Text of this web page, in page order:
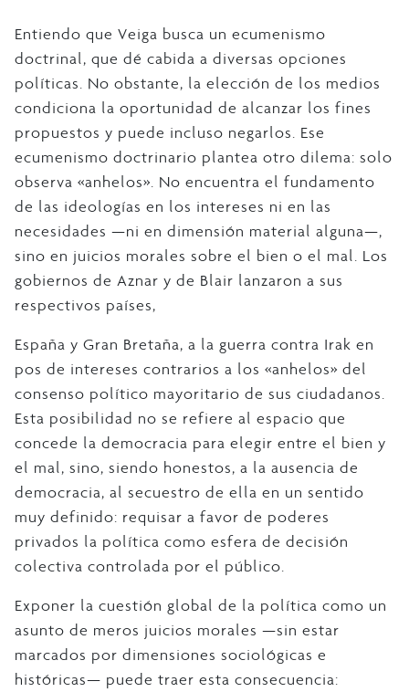
Entiendo que Veiga busca un ecumenismo
doctrinal, que dé cabida a diversas opciones
políticas. No obstante, la elección de los medios
condiciona la oportunidad de alcanzar los fines
propuestos y puede incluso negarlos. Ese
ecumenismo doctrinario plantea otro dilema: solo
observa «anhelos». No encuentra el fundamento
de las ideologías en los intereses ni en las
necesidades —ni en dimensión material alguna—,
sino en juicios morales sobre el bien o el mal. Los
gobiernos de Aznar y de Blair lanzaron a sus
respectivos países,
España y Gran Bretaña, a la guerra contra Irak en
pos de intereses contrarios a los «anhelos» del
consenso político mayoritario de sus ciudadanos.
Esta posibilidad no se refiere al espacio que
concede la democracia para elegir entre el bien y
el mal, sino, siendo honestos, a la ausencia de
democracia, al secuestro de ella en un sentido
muy definido: requisar a favor de poderes
privados la política como esfera de decisión
colectiva controlada por el público.
Exponer la cuestión global de la política como un
asunto de meros juicios morales —sin estar
marcados por dimensiones sociológicas e
históricas— puede traer esta consecuencia: